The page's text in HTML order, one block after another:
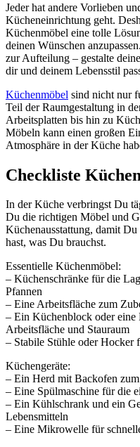
Jeder hat andere Vorlieben
Kücheneinrichtung geht.
Küchenmöbel eine tolle
deinen Wünschen
zur Aufteilung – gestalte
dir und deinem Lebensstil
Küchenmöbel sind nicht nur
Teil der Raumgestaltung in
Arbeitsplatten bis hin zu
Möbeln kann einen großen
Atmosphäre in der Küche
Checkliste
In der Küche verbringst Du
Du die richtigen Möbel und
Küchenausstattung, damit
hast, was Du brauchst.
Essentielle Küchenmöbel:
– Küchenschränke für die
Pfannen
– Eine Arbeitsfläche zum
– Ein Küchenblock oder eine
Arbeitsfläche und Stauraum
– Stabile Stühle oder Hocker
Küchengeräte:
– Ein Herd mit Backofen
– Eine Spülmaschine für die
– Ein Kühlschrank und ein
Lebensmitteln
– Eine Mikrowelle für